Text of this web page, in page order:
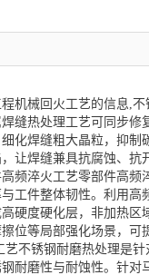
机械回火工艺的信息,
缝热处理工艺可同步
化焊缝粗大晶粒，抑
让焊缝兼具抗腐蚀、
频淬火工艺零部件高
工件整体韧性。利用
硬度硬化层，非加热
位等局部强化场景，可
艺不锈钢耐磨热处理是
耐磨性与耐蚀性。针